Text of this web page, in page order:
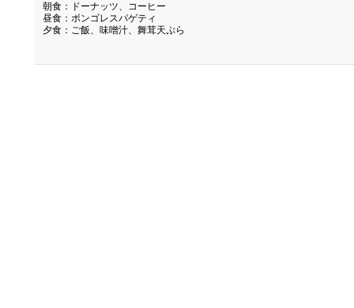
朝食：ドーナッツ、コーヒー
昼食：ボンゴレスパゲティ
夕食：ご飯、味噌汁、舞茸天ぷら